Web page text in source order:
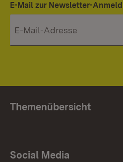
E-Mail zur Newsletter-
Themenübersicht
Social Media